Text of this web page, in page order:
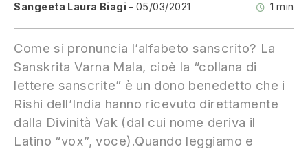
Sangeeta Laura Biagi 05/03/2021 1 min
Come si pronuncia l’alfabeto sanscrito? La
Sanskrita Varna Mala, cioè la “collana di
lettere sanscrite” è un dono benedetto che i
Rishi dell’India hanno ricevuto direttamente
dalla Divinità Vak (dal cui nome deriva il
Latino “vox”, voce).Quando leggiamo e